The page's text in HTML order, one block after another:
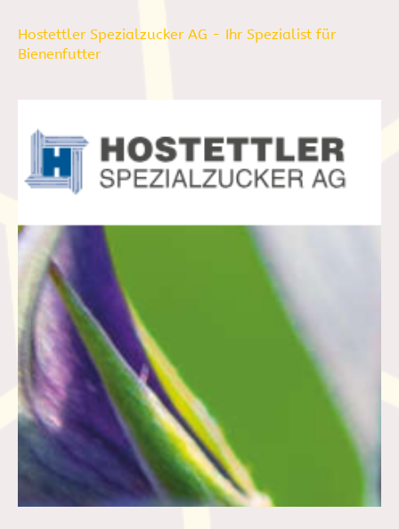
Hostettler Spezialzucker AG - Ihr Spezialist für
Bienenfutter